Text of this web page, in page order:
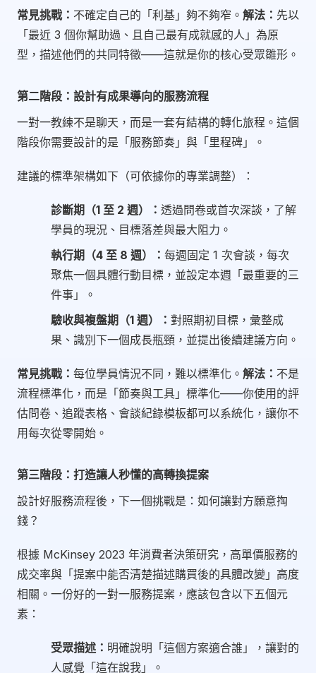
常見挑戰： 不確定自己的「利基」夠不夠窄。 解法： 先以
「最近 3 個你幫助過、且自己最有成就感的人」為原
型，描述他們的共同特徵——這就是你的核心受眾雛形。
第二階段：設計有成果導向的服務流程
一對一教練不是聊天，而是一套有結構的轉化旅程。這個
階段你需要設計的是「服務節奏」與「里程碑」。
建議的標準架構如下（可依據你的專業調整）：
診斷期（1 至 2 週）： 透過問卷或首次深談，了解
學員的現況、目標落差與最大阻力。
執行期（4 至 8 週）： 每週固定 1 次會談，每次
聚焦一個具體行動目標，並設定本週「最重要的三
件事」。
驗收與複盤期（1 週）： 對照期初目標，彙整成
果、識別下一個成長瓶頸，並提出後續建議方向。
常見挑戰： 每位學員情況不同，難以標準化。 解法： 不是
流程標準化，而是「節奏與工具」標準化——你使用的評
估問卷、追蹤表格、會談紀錄模板都可以系統化，讓你不
用每次從零開始。
第三階段：打造讓人秒懂的高轉換提案
設計好服務流程後，下一個挑戰是：如何讓對方願意掏
錢？
根據 McKinsey 2023 年消費者決策研究，高單價服務的
成交率與「提案中能否清楚描述購買後的具體改變」高度
相關。一份好的一對一服務提案，應該包含以下五個元
素：
受眾描述： 明確說明「這個方案適合誰」，讓對的
人感覺「這在說我」。